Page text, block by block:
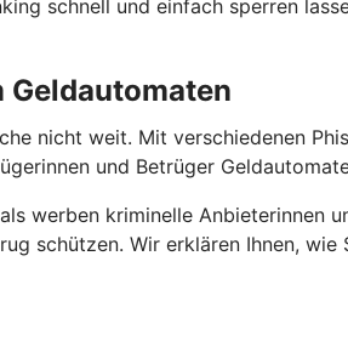
schnell und einfach sperren
Geldautomaten
nicht weit. Mit verschiedenen
und Betrüger
werben kriminelle
schützen. Wir erklären Ihnen,